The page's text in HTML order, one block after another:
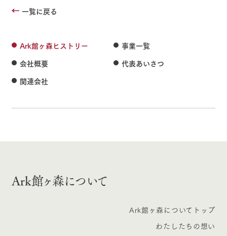
一覧に戻る
Ark館ヶ森ヒストリー
事業一覧
会社概要
代表あいさつ
関連会社
Ark館ヶ森について
Ark館ヶ森についてトップ
わたしたちの想い